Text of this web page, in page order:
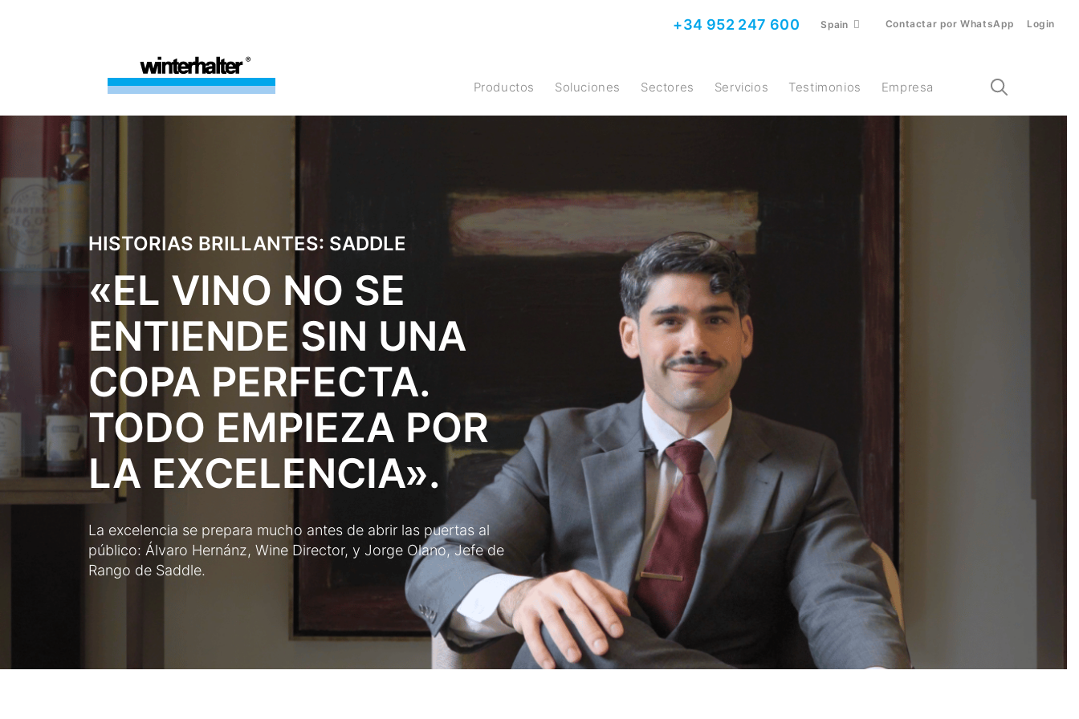
+34 952 247 600 Spain Contactar por WhatsApp Login
Productos Soluciones Sectores Servicios Testimonios Empresa
HISTORIAS BRILLANTES: SADDLE
«EL VINO NO SE
ENTIENDE SIN UNA
COPA PERFECTA.
TODO EMPIEZA POR
LA EXCELENCIA».
La excelencia se prepara mucho antes de abrir las puertas al
público: Álvaro Hernánz, Wine Director, y Jorge Olano, Jefe de
Rango de Saddle.